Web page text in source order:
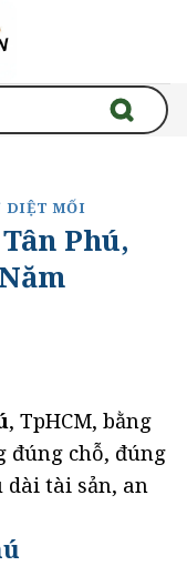
DIỆT MỐI
Phú,
, TpHCM, bằng
đúng chỗ, đúng
tài sản, an